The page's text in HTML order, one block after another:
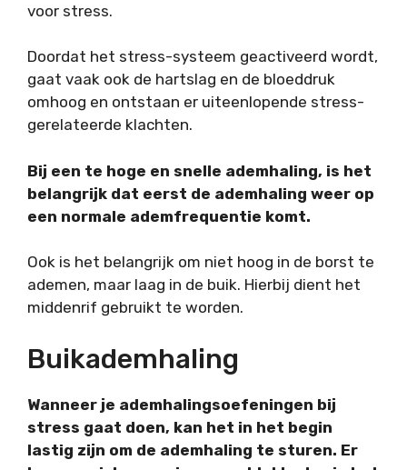
voor stress.
Doordat het stress-systeem geactiveerd wordt,
gaat vaak ook de hartslag en de bloeddruk
omhoog en ontstaan er uiteenlopende stress-
gerelateerde klachten.
Bij een te hoge en snelle ademhaling, is het
belangrijk dat eerst de ademhaling weer op
een normale ademfrequentie komt.
Ook is het belangrijk om niet hoog in de borst te
ademen, maar laag in de buik. Hierbij dient het
middenrif gebruikt te worden.
Buikademhaling
Wanneer je ademhalingsoefeningen bij
stress gaat doen, kan het in het begin
lastig zijn om de ademhaling te sturen. Er